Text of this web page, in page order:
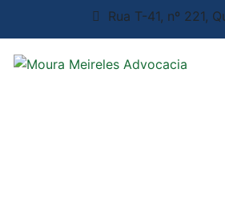
Rua T-41, nº 221,